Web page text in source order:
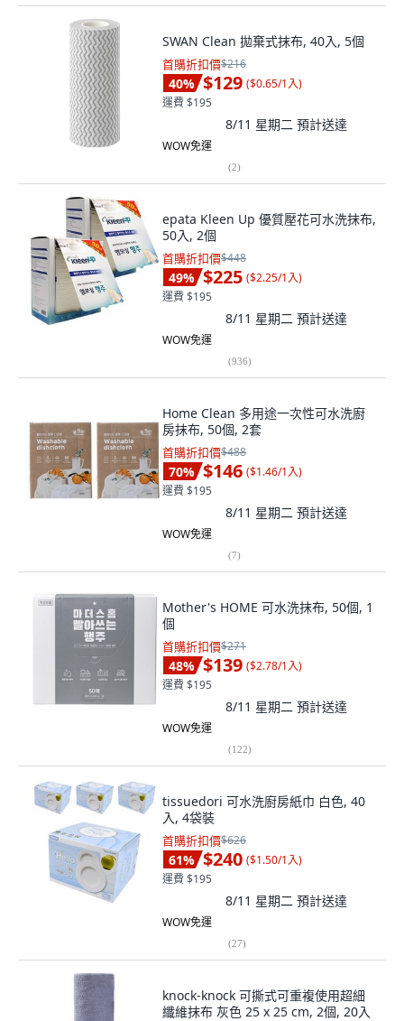
SWAN Clean 拋棄式抹布, 40入, 5個
首購折扣價$216
40% $129 ($0.65/1入)
運費 $195
8/11 星期二 預計送達
WOW免運
(2)
epata Kleen Up 優質壓花可水洗抹布,
50入, 2個
首購折扣價$448
49% $225 ($2.25/1入)
運費 $195
8/11 星期二 預計送達
WOW免運
(936)
Home Clean 多用途一次性可水洗廚
房抹布, 50個, 2套
首購折扣價$488
70% $146 ($1.46/1入)
運費 $195
8/11 星期二 預計送達
WOW免運
(7)
Mother's HOME 可水洗抹布, 50個, 1
個
首購折扣價$271
48% $139 ($2.78/1入)
運費 $195
8/11 星期二 預計送達
WOW免運
(122)
tissuedori 可水洗廚房紙巾 白色, 40
入, 4袋裝
首購折扣價$626
61% $240 ($1.50/1入)
運費 $195
8/11 星期二 預計送達
WOW免運
(27)
knock-knock 可撕式可重複使用超細
纖維抹布 灰色 25 x 25 cm, 2個, 20入